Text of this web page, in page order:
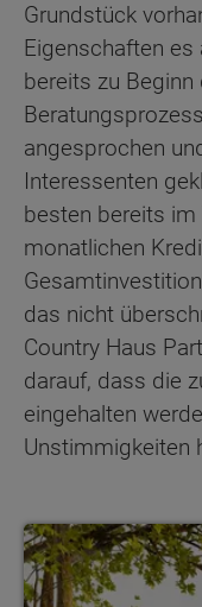
Grundstück
Eigenschaften
bereits zu
angesprochen
Interessenten
besten bereits im
monatlichen
das nicht
Country Haus
darauf, dass die
eingehalten
Unstimmigkeiten